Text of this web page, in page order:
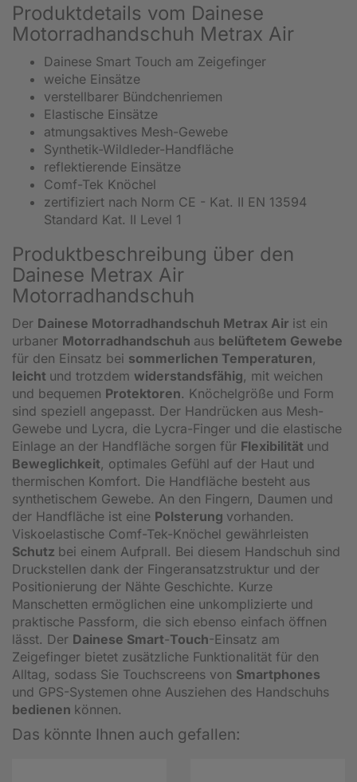
Produktdetails vom Dainese
Motorradhandschuh Metrax Air
Dainese Smart Touch am Zeigefinger
weiche Einsätze
verstellbarer Bündchenriemen
Elastische Einsätze
atmungsaktives Mesh-Gewebe
Synthetik-Wildleder-Handfläche
reflektierende Einsätze
Comf-Tek Knöchel
zertifiziert nach Norm CE - Kat. II EN 13594
Standard Kat. II Level 1
Produktbeschreibung über den
Dainese Metrax Air
Motorradhandschuh
Der Dainese Motorradhandschuh Metrax Air ist ein
urbaner Motorradhandschuh aus belüftetem Gewebe
für den Einsatz bei sommerlichen Temperaturen,
leicht und trotzdem widerstandsfähig, mit weichen
und bequemen Protektoren. Knöchelgröße und Form
sind speziell angepasst. Der Handrücken aus Mesh-
Gewebe und Lycra, die Lycra-Finger und die elastische
Einlage an der Handfläche sorgen für Flexibilität und
Beweglichkeit, optimales Gefühl auf der Haut und
thermischen Komfort. Die Handfläche besteht aus
synthetischem Gewebe. An den Fingern, Daumen und
der Handfläche ist eine Polsterung vorhanden.
Viskoelastische Comf-Tek-Knöchel gewährleisten
Schutz bei einem Aufprall. Bei diesem Handschuh sind
Druckstellen dank der Fingeransatzstruktur und der
Positionierung der Nähte Geschichte. Kurze
Manschetten ermöglichen eine unkomplizierte und
praktische Passform, die sich ebenso einfach öffnen
lässt. Der Dainese Smart-Touch-Einsatz am
Zeigefinger bietet zusätzliche Funktionalität für den
Alltag, sodass Sie Touchscreens von Smartphones
und GPS-Systemen ohne Ausziehen des Handschuhs
bedienen können.
Das könnte Ihnen auch gefallen: